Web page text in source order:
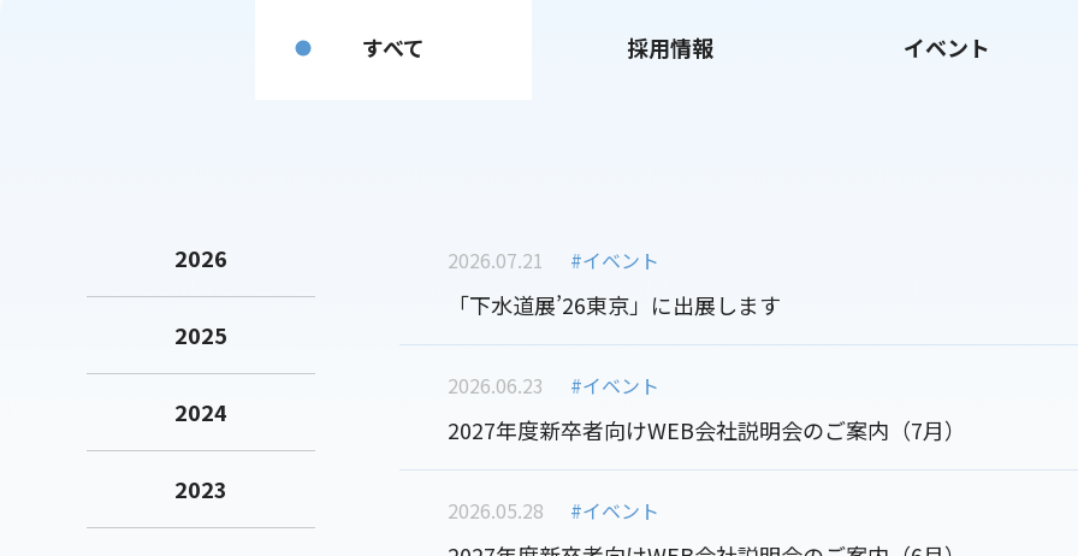
すべて 採用情報 イベント
2026
2025
2024
2023
2026.07.21 #イベント
「下水道展’26東京」に出展します
2026.06.23 #イベント
2027年度新卒者向けWEB会社説明会のご案内（7月）
2026.05.28 #イベント